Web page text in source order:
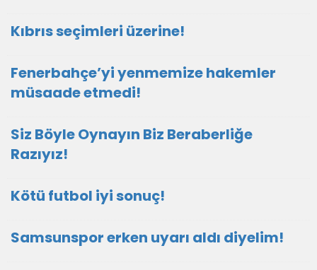
Kıbrıs seçimleri üzerine!
Fenerbahçe’yi yenmemize hakemler
müsaade etmedi!
Siz Böyle Oynayın Biz Beraberliğe
Razıyız!
Kötü futbol iyi sonuç!
Samsunspor erken uyarı aldı diyelim!